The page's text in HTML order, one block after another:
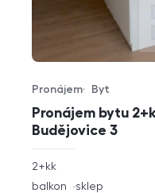
Pronájem bytu
Budějovice 3
Typ nabídky
Pronájem
Typ nemovitosti
Byt
rozměry
dispozice
2+kk
funkce
balkon sklep